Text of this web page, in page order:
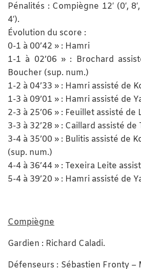
Pénalités : Compiègne 12′ (0′, 8′,
4′).
Évolution du score :
0-1 à 00’42 » : Hamri
1-1 à 02’06 » : Brochard
Boucher (sup. num.)
1-2 à 04’33 » : Hamri assisté de
1-3 à 09’01 » : Hamri assisté de
2-3 à 25’06 » : Feuillet assisté
3-3 à 32’28 » : Caillard assisté
3-4 à 35’00 » : Bulitis assisté de
(sup. num.)
4-4 à 36’44 » : Texeira Leite
5-4 à 39’20 » : Hamri assisté de
Compiègne
Gardien : Richard Caladi.
Défenseurs : Sébastien Fronty –